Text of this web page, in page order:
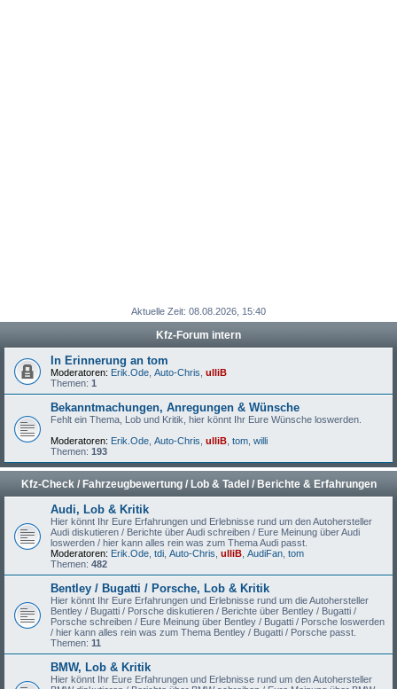
Aktuelle Zeit: 08.08.2026, 15:40
Kfz-Forum intern
In Erinnerung an tom
Moderatoren: Erik.Ode Auto-Chris ulliB
Themen: 1
Bekanntmachungen, Anregungen & Wünsche
Fehlt ein Thema, Lob und Kritik, hier könnt Ihr Eure Wünsche loswerden.
Moderatoren: Erik.Ode Auto-Chris ulliB tom willi
Themen: 193
Kfz-Check / Fahrzeugbewertung / Lob & Tadel / Berichte & Erfahrungen
Audi, Lob & Kritik
Hier könnt Ihr Eure Erfahrungen und Erlebnisse rund um den Autohersteller
Audi diskutieren / Berichte über Audi schreiben / Eure Meinung über Audi
loswerden / hier kann alles rein was zum Thema Audi passt.
Moderatoren: Erik.Ode tdi Auto-Chris ulliB AudiFan tom
Themen: 482
Bentley / Bugatti / Porsche, Lob & Kritik
Hier könnt Ihr Eure Erfahrungen und Erlebnisse rund um die Autohersteller
Bentley / Bugatti / Porsche diskutieren / Berichte über Bentley / Bugatti /
Porsche schreiben / Eure Meinung über Bentley / Bugatti / Porsche loswerden
/ hier kann alles rein was zum Thema Bentley / Bugatti / Porsche passt.
Themen: 11
BMW, Lob & Kritik
Hier könnt Ihr Eure Erfahrungen und Erlebnisse rund um den Autohersteller